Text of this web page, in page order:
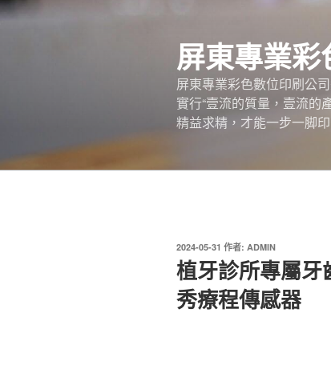
跳
屏東專業
屏東專業彩色數位印刷公
實行“壹流的質量，壹流的
精益求精，才能一步一脚
發
佈
於
2024-05-31 作者: ADMIN
植牙診所專屬牙
秀療程傳感器